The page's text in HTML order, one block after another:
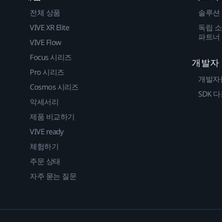
전체 상품
VIVE XR Elite
VIVE Flow
Focus 시리즈
Pro 시리즈
Cosmos 시리즈
악세서리
제품 비교하기
VIVE ready
체험하기
주문 상태
자주 묻는 질문
솔루션
독립
파트너
개발자
개발자
SDK